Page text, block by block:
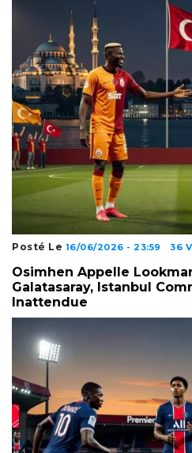
Posté Le 16/06/2026 - 23:59 36
Osimhen Appelle
Galatasaray, Istanbul
Inattendue